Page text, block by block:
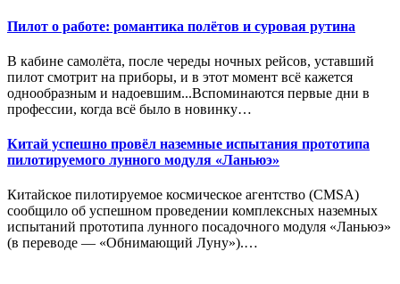
Пилот о работе: романтика полётов и суровая рутина
В кабине самолёта, после череды ночных рейсов, уставший
пилот смотрит на приборы, и в этот момент всё кажется
однообразным и надоевшим...Вспоминаются первые дни в
профессии, когда всё было в новинку…
Китай успешно провёл наземные испытания прототипа
пилотируемого лунного модуля «Ланьюэ»
Китайское пилотируемое космическое агентство (CMSA)
сообщило об успешном проведении комплексных наземных
испытаний прототипа лунного посадочного модуля «Ланьюэ»
(в переводе — «Обнимающий Луну»).…